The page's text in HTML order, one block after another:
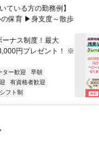
ている方の勤務例】
保育 ▶身支度～散歩
ナス制度！最大
円プレゼント！ ※
ター歓迎
早朝
有資格者歓迎
シフト制